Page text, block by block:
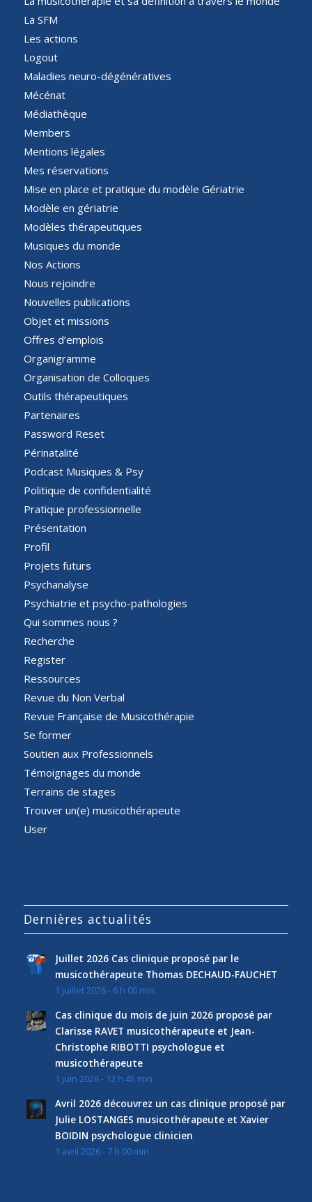
La SFM
Les actions
Logout
Maladies neuro-dégénératives
Mécénat
Médiathèque
Members
Mentions légales
Mes réservations
Mise en place et pratique du modèle Gériatrie
Modèle en gériatrie
Modèles thérapeutiques
Musiques du monde
Nos Actions
Nous rejoindre
Nouvelles publications
Objet et missions
Offres d’emplois
Organigramme
Organisation de Colloques
Outils thérapeutiques
Partenaires
Password Reset
Périnatalité
Podcast Musiques & Psy
Politique de confidentialité
Pratique professionnelle
Présentation
Profil
Projets futurs
Psychanalyse
Psychiatrie et psycho-pathologies
Qui sommes nous ?
Recherche
Register
Ressources
Revue du Non Verbal
Revue Française de Musicothérapie
Se former
Soutien aux Professionnels
Témoignages du monde
Terrains de stages
Trouver un(e) musicothérapeute
User
Dernières actualités
Juillet 2026 Cas clinique proposé par le
musicothérapeute Thomas DECHAUD-FAUCHET
1 juillet 2026 - 6 h 00 min
Cas clinique du mois de juin 2026 proposé par
Clarisse RAVET musicothérapeute et Jean-
Christophe RIBOTTI psychologue et
musicothérapeute
1 juin 2026 - 12 h 45 min
Avril 2026 découvrez un cas clinique proposé par
Julie LOSTANGES musicothérapeute et Xavier
BOIDIN psychologue clinicien
1 avril 2026 - 7 h 00 min